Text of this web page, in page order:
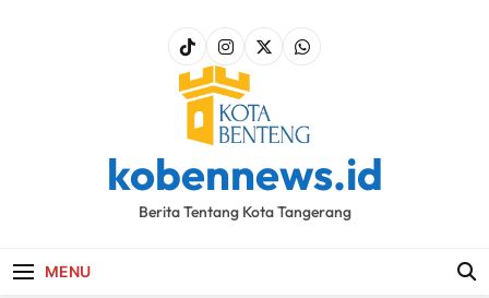
kobennews.id
Berita Tentang Kota Tangerang
MENU